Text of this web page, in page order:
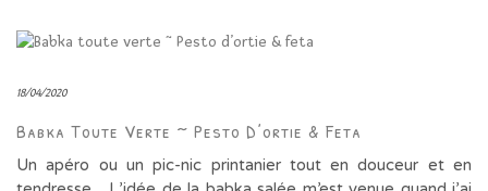
18/04/2020
Babka Toute Verte ~ Pesto D’ortie & Feta
Un apéro ou un pic-nic printanier tout en douceur et en